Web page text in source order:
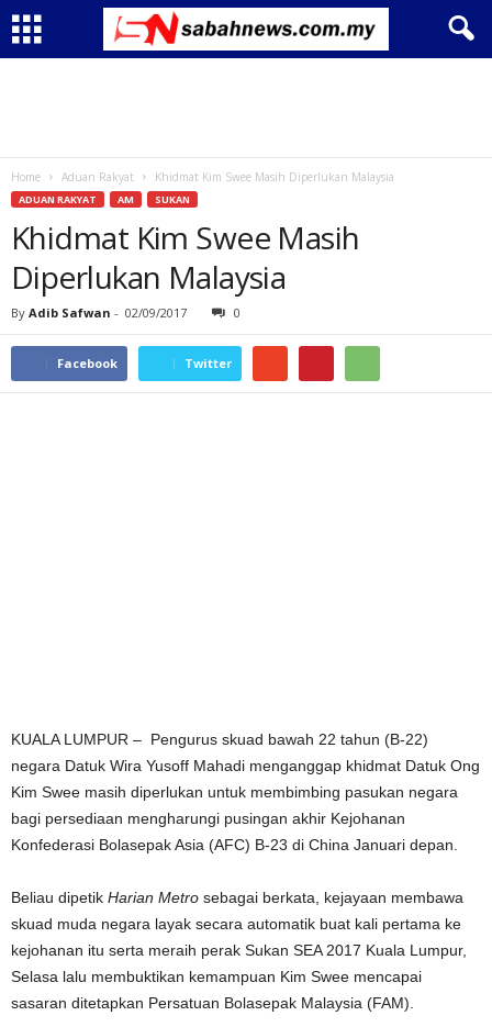
Home Aduan Rakyat Khidmat Kim Swee Masih Diperlukan Malaysia
ADUAN RAKYAT AM SUKAN
Khidmat Kim Swee Masih
Diperlukan Malaysia
By Adib Safwan - 02/09/2017 0
Facebook Twitter
KUALA LUMPUR – Pengurus skuad bawah 22 tahun (B-22)
negara Datuk Wira Yusoff Mahadi menganggap khidmat Datuk Ong
Kim Swee masih diperlukan untuk membimbing pasukan negara
bagi persediaan mengharungi pusingan akhir Kejohanan
Konfederasi Bolasepak Asia (AFC) B-23 di China Januari depan.
Beliau dipetik Harian Metro sebagai berkata, kejayaan membawa
skuad muda negara layak secara automatik buat kali pertama ke
kejohanan itu serta meraih perak Sukan SEA 2017 Kuala Lumpur,
Selasa lalu membuktikan kemampuan Kim Swee mencapai
sasaran ditetapkan Persatuan Bolasepak Malaysia (FAM).